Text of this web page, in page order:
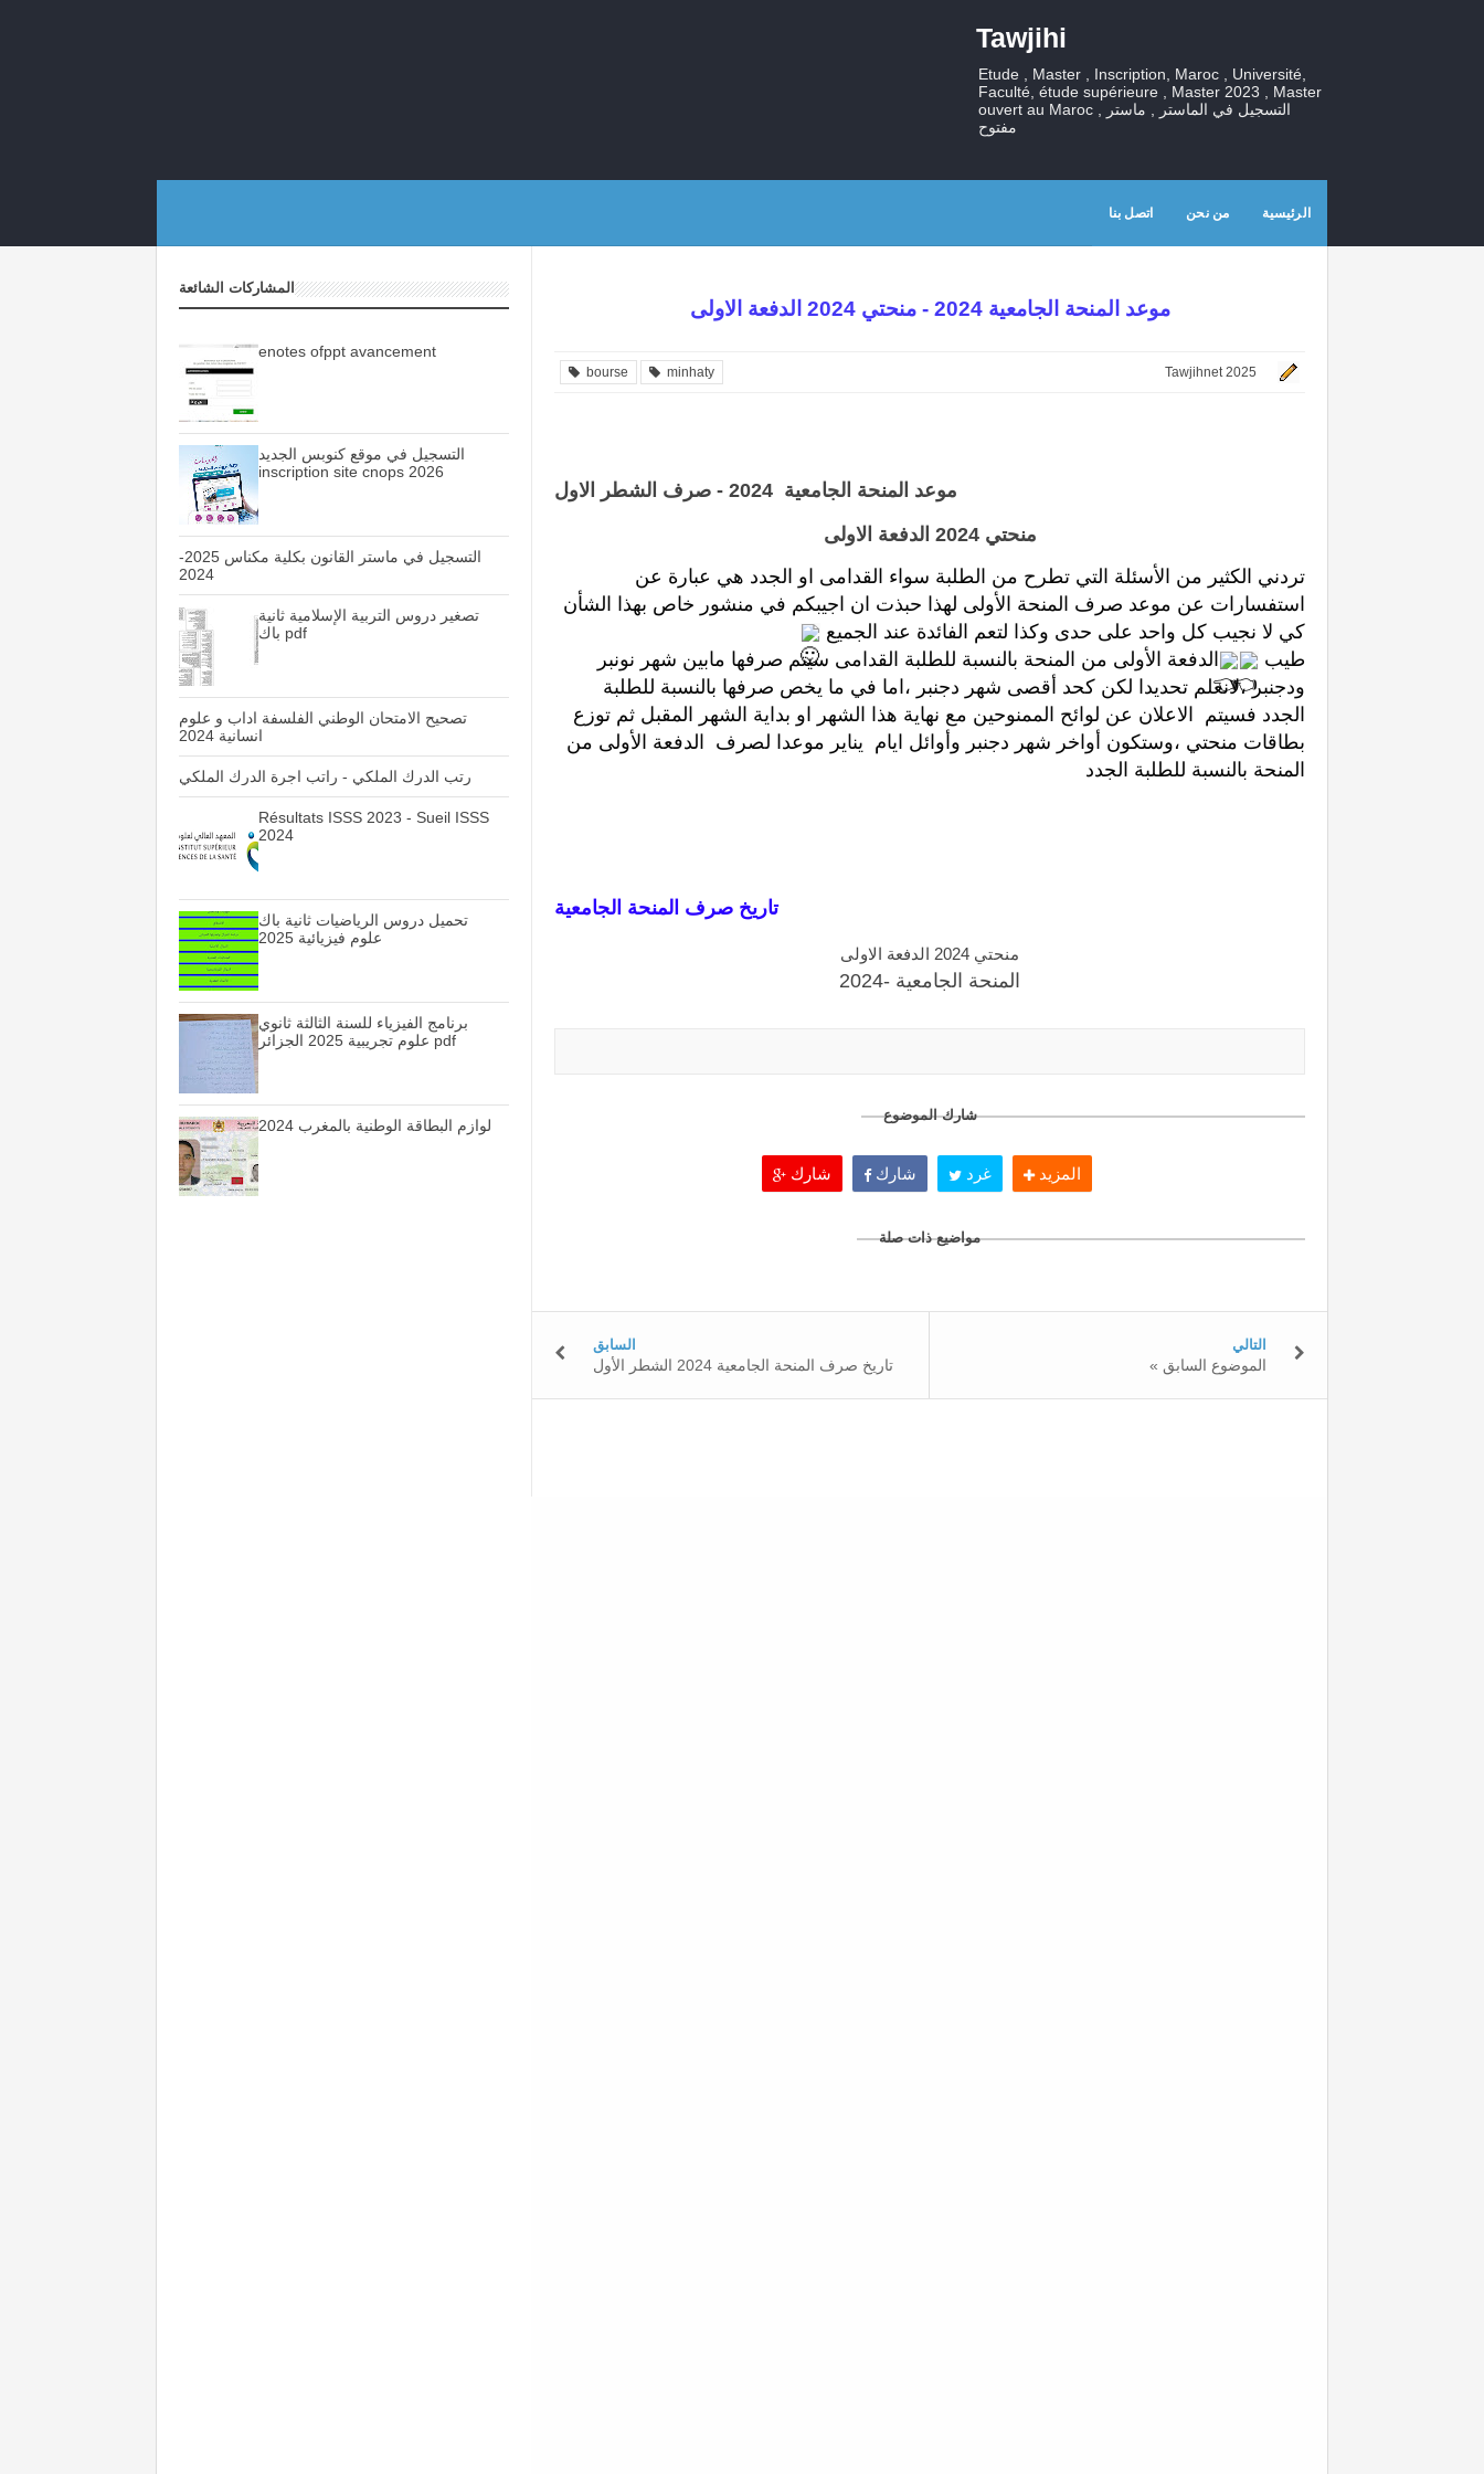
Tawjihi
Etude , Master , Inscription, Maroc , Université,
Faculté, étude supérieure , Master 2023 , Master
ouvert au Maroc , التسجيل في الماستر , ماستر
مفتوح
الرئيسية من نحن اتصل بنا
موعد المنحة الجامعية 2024 - منحتي 2024 الدفعة الاولى
Tawjihnet 2025
bourse minhaty
موعد المنحة الجامعية 2024 - صرف الشطر الاول
منحتي 2024 الدفعة الاولى
كي لا نجيب كل واحد على حدى وكذا لتعم الفائدة عند الجميع
طيب
المنحة بالنسبة للطلبة الجدد
تاريخ صرف المنحة الجامعية
منحتي 2024 الدفعة الاولى
المنحة الجامعية -2024
شارك الموضوع
شارك شارك غرد المزيد
مواضيع ذات صلة
التالي
« الموضوع السابق
السابق
تاريخ صرف المنحة الجامعية 2024 الشطر الأول
المشاركات الشائعة
enotes ofppt avancement
التسجيل في موقع كنوبس الجديد
inscription site cnops 2026
التسجيل في ماستر القانون بكلية مكناس 2025-
2024
تصغير دروس التربية الإسلامية ثانية
باك pdf
تصحيح الامتحان الوطني الفلسفة اداب و علوم
انسانية 2024
رتب الدرك الملكي - راتب اجرة الدرك الملكي
Résultats ISSS 2023 - Sueil ISSS
2024
تحميل دروس الرياضيات ثانية باك
علوم فيزيائية 2025
برنامج الفيزياء للسنة الثالثة ثانوي
علوم تجريبية 2025 الجزائر pdf
لوازم البطاقة الوطنية بالمغرب 2024